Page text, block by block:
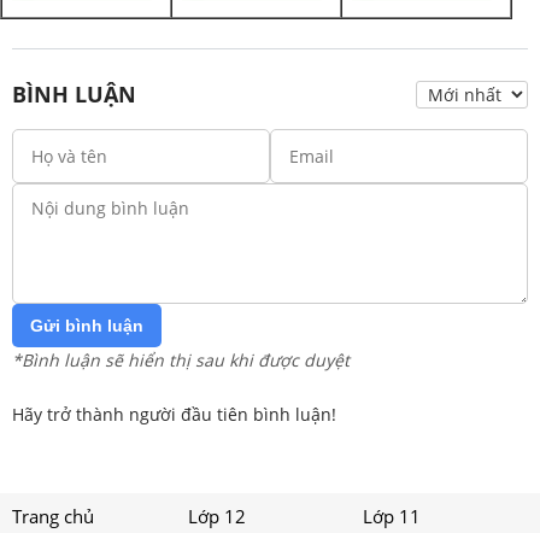
BÌNH LUẬN
Gửi bình luận
*Bình luận sẽ hiển thị sau khi được duyệt
Hãy trở thành người đầu tiên bình luận!
Trang chủ Lớp 12
Lớp 11